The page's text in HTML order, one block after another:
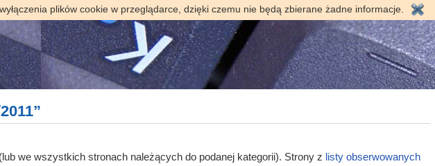
plików cookie w przeglądarce, dzięki czemu nie będą zbierane żadne informacje.
we wszystkich stronach należących do podanej kategorii). Strony z listy obserwowanych